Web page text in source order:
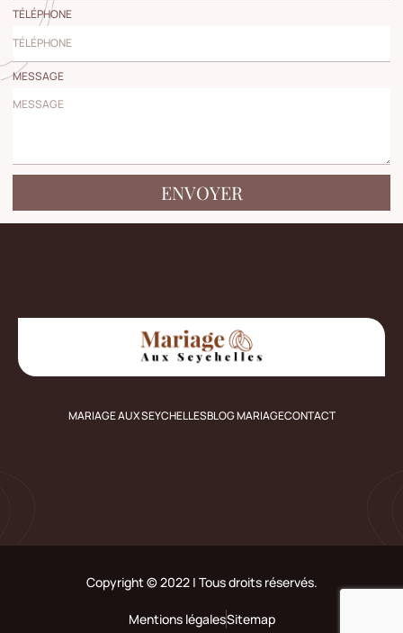
TÉLÉPHONE
MESSAGE
ENVOYER
MARIAGE AUX SEYCHELLESBLOG MARIAGECONTACT
Copyright © 2022 | Tous droits réservés.
Mentions légalesSitemap